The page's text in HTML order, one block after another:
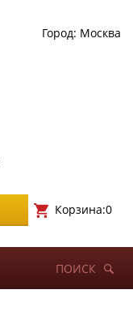
Город: Москва
Корзина:0
ПОИСК